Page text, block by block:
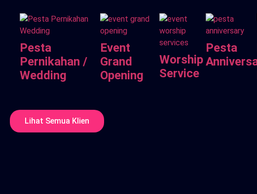
Pesta
Pernikahan /
Wedding
Event
Grand
Opening
Worship
Service
Pesta
Lihat Semua Klien